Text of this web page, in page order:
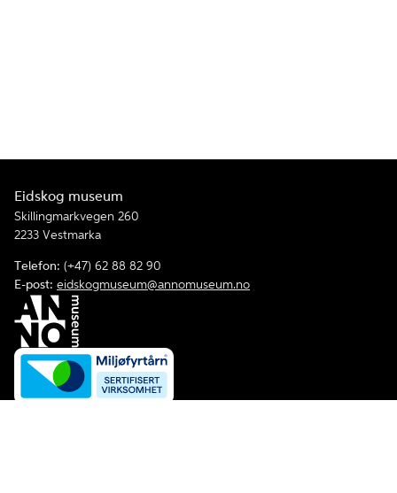
Eidskog museum
Skillingmarkvegen 260
2233 Vestmarka
Telefon: (+47) 62 88 82 90
E-post: eidskogmuseum@annomuseum.no